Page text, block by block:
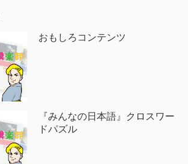
おもしろコンテンツ
『みんなの日本語』クロスワー
ドパズル